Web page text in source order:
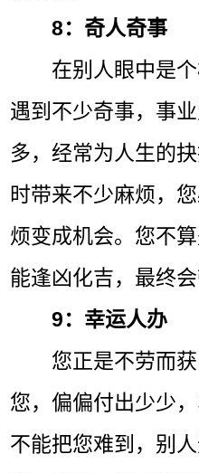
8：奇人奇事
在别人眼中是
遇到不少奇事，事
多，经常为人生的
时带来不少麻烦，
烦变成机会。您不
能逢凶化吉，最终会
9：幸运人办
您正是不劳而
您，偏偏付出少少
不能把您难到，别